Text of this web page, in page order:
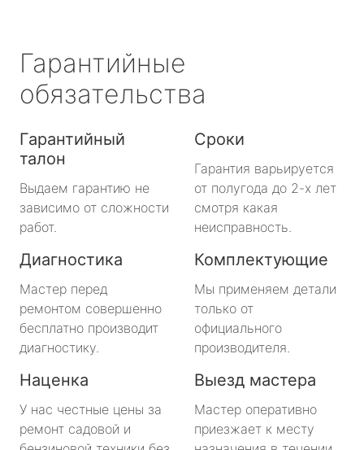
Гарантийные
обязательства
Гарантийный
талон
Выдаем гарантию не
зависимо от сложности
работ.
Сроки
Гарантия варьируется
от полугода до 2-х лет
смотря какая
неисправность.
Диагностика
Мастер перед
ремонтом совершенно
бесплатно производит
диагностику.
Комплектующие
Мы применяем детали
только от
официального
производителя.
Наценка
У нас честные цены за
ремонт садовой и
Выезд мастера
Мастер оперативно
приезжает к месту